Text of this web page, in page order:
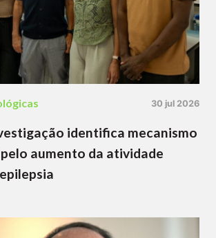
30 jul 2026
identifica mecanismo
aumento da atividade